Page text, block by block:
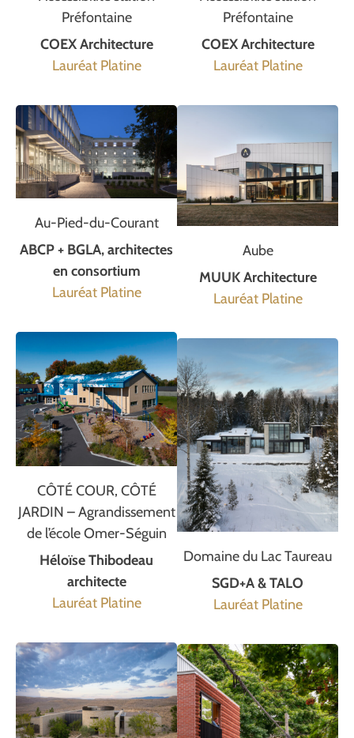
Préfontaine
COEX Architecture
Lauréat Platine
Au-Pied-du-Courant
ABCP + BGLA, architectes
en consortium
Lauréat Platine
CÔTÉ COUR, CÔTÉ
JARDIN – Agrandissement
de l’école Omer-Séguin
Héloïse Thibodeau
architecte
Lauréat Platine
Préfontaine
COEX Architecture
Lauréat Platine
Aube
MUUK Architecture
Lauréat Platine
Domaine du Lac Taureau
SGD+A & TALO
Lauréat Platine